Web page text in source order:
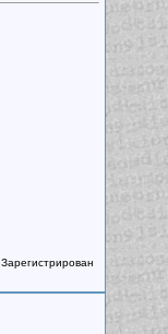
Зарегистрирован